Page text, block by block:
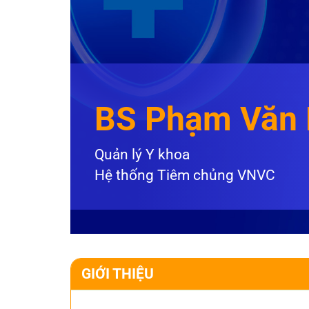
BS Phạm Văn
Quản lý Y khoa
Hệ thống Tiêm chủng VNVC
GIỚI THIỆU